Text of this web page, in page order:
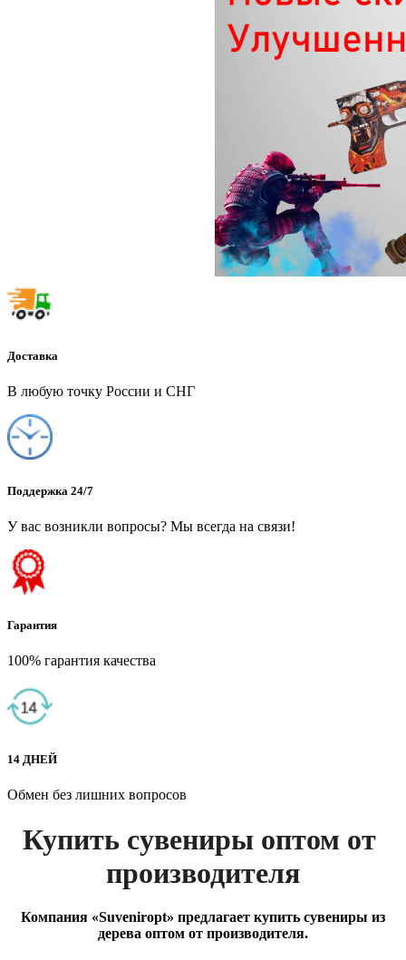
Доставка
В любую точку России и СНГ
Поддержка 24/7
У вас возникли вопросы? Мы всегда на связи!
Гарантия
100% гарантия качества
14 ДНЕЙ
Обмен без лишних вопросов
Купить сувениры оптом от
производителя
Компания «Suveniropt» предлагает купить сувениры из
дерева оптом от производителя.